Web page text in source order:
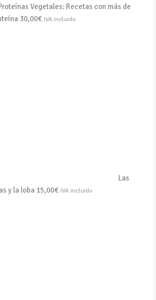
Vegetales: Recetas con más de
30,00€ IVA incluido
Las
y la loba 15,00€ IVA incluido